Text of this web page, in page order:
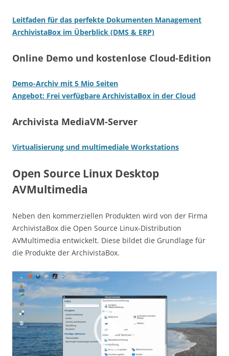
Leitfaden für das perfekte Dokumenten Management
ArchivistaBox im Überblick (DMS & ERP)
Online Demo und kostenlose Cloud-Edition
Demo-Archiv mit 5 Mio Seiten
Angebot: Frei verfügbare ArchivistaBox in der Cloud
Archivista MediaVM-Server
Virtualisierung und multimediale Workstations
Open Source Linux Desktop
AVMultimedia
Neben den kommerziellen Produkten wird von der Firma
ArchivistaBox die Open Source Linux-Distribution
AVMultimedia entwickelt. Diese bildet die Grundlage für
die Produkte der ArchivistaBox.
Video-
Player